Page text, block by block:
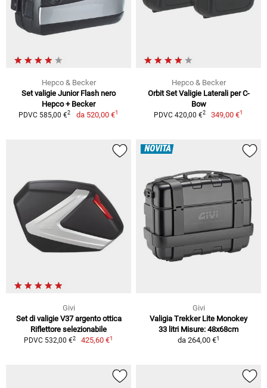
Hepco & Becker
Set valigie Junior Flash nero
Hepco + Becker
PDVC 585,00 €2 da 520,00 €1
Hepco & Becker
Orbit Set Valigie Laterali per C-
Bow
PDVC 420,00 €2 349,00 €1
Givi
Set di valigie V37 argento ottica
Riflettore selezionabile
PDVC 532,00 €2 425,60 €1
NOVITÀ
Givi
Valigia Trekker Lite Monokey
33 litri Misure: 48x68cm
da 264,00 €1